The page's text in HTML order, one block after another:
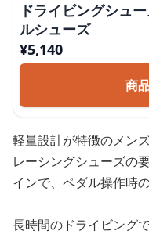
ドライビングシュ
ルシューズ
¥5,140
商
軽量設計が特徴のメン
レーシングシューズの
インで、ペダル操作時
長時間のドライビング